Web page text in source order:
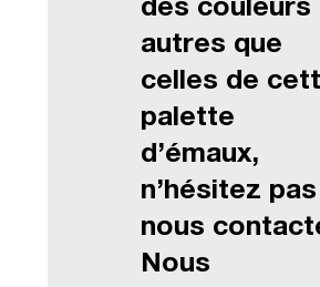
des couleurs
autres que
celles de
palette
d’émaux,
n’hésitez
nous
Nous